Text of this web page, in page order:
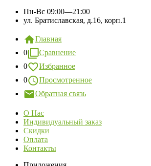
Пн-Вс 09:00—21:00
ул. Братиславская, д.16, корп.1
Главная
0
Сравнение
0
Избранное
0
Просмотренное
Обратная связь
О Нас
Индивидуальный заказ
Скидки
Оплата
Контакты